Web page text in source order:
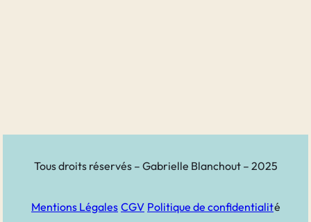
Tous droits réservés – Gabrielle Blanchout – 2025
Mentions Légales CGV Politique de confidentialité